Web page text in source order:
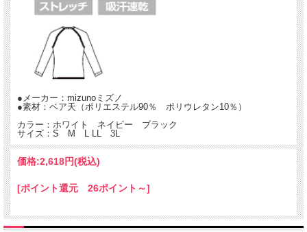
医療従事者のためのスクラブ専用インナー
襟ぐりをVネックにすることでスクラブからアンダーウェアを見えにくくし、すっ
きりとした美しさを実現しました。
しいボディラインに魅せます。
MIZUNO QUICKDRY PLUSが発汗時の衣服のべたつき感を軽減し、一年中さわや
かな着心地です。
※フィット感が強いため、通常の着用サイズよりワンサイズ以上上の購入をおすす
*女性用はこちらです
●メーカー：mizunoミズノ
●素材：ベア天（ポリエステル90％ ポリウレタン10％）
カラー：ホワイト ネイビー ブラック
サイズ：S M L LL 3L
価格:2,618円(税込)
[ポイント還元 26ポイント～]